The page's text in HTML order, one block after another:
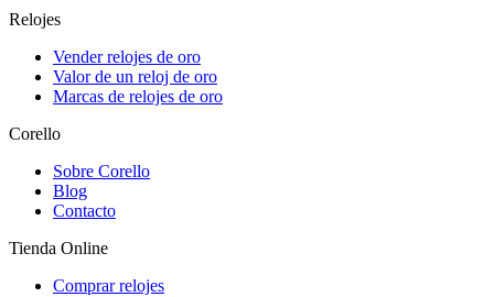
Relojes
Vender relojes de oro
Valor de un reloj de oro
Marcas de relojes de oro
Corello
Sobre Corello
Blog
Contacto
Tienda Online
Comprar relojes